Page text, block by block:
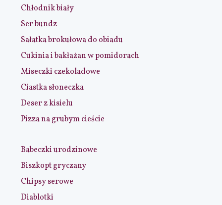
Chłodnik biały
Ser bundz
Sałatka brokułowa do obiadu
Cukinia i bakłażan w pomidorach
Miseczki czekoladowe
Ciastka słoneczka
Deser z kisielu
Pizza na grubym cieście
Babeczki urodzinowe
Biszkopt gryczany
Chipsy serowe
Diablotki